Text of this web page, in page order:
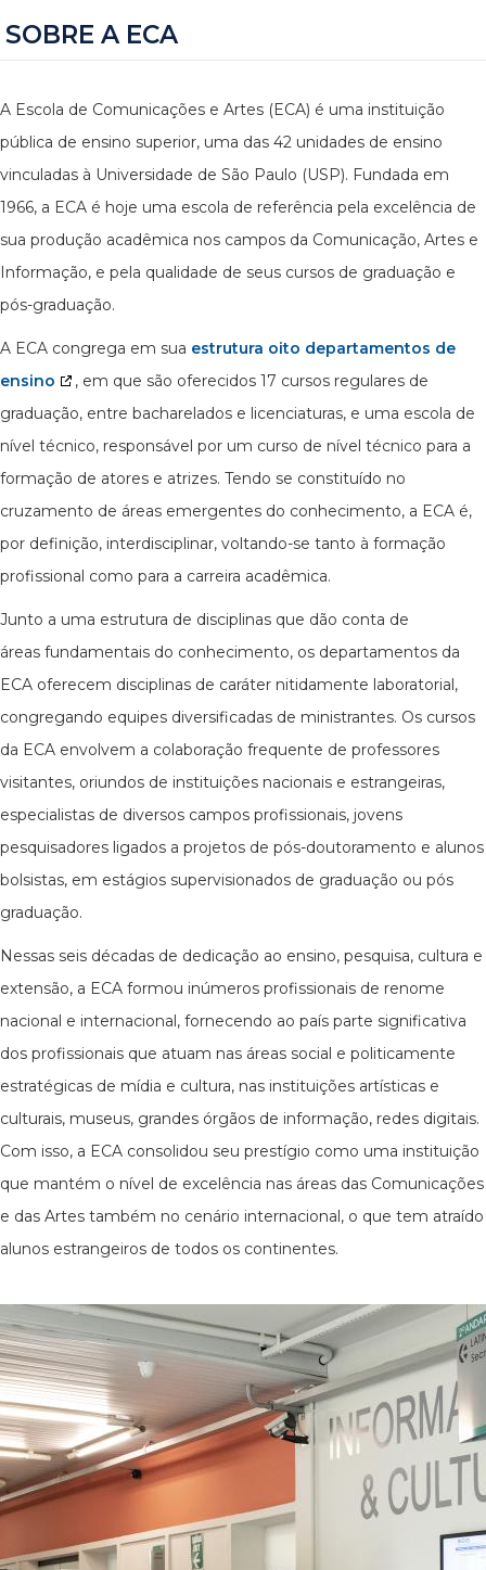
SOBRE A ECA
A Escola de Comunicações e Artes (ECA) é uma instituição
pública de ensino superior, uma das 42 unidades de ensino
vinculadas à Universidade de São Paulo (USP). Fundada em
1966, a ECA é hoje uma escola de referência pela excelência de
sua produção acadêmica nos campos da Comunicação, Artes e
Informação, e pela qualidade de seus cursos de graduação e
pós-graduação.
A ECA congrega em sua estrutura oito departamentos de
ensino
, em que são oferecidos 17 cursos regulares de
graduação, entre bacharelados e licenciaturas, e uma escola de
nível técnico, responsável por um curso de nível técnico para a
formação de atores e atrizes. Tendo se constituído no
cruzamento de áreas emergentes do conhecimento, a ECA é,
por definição, interdisciplinar, voltando-se tanto à formação
profissional como para a carreira acadêmica.
Junto a uma estrutura de disciplinas que dão conta de
áreas fundamentais do conhecimento, os departamentos da
ECA oferecem disciplinas de caráter nitidamente laboratorial,
congregando equipes diversificadas de ministrantes. Os cursos
da ECA envolvem a colaboração frequente de professores
visitantes, oriundos de instituições nacionais e estrangeiras,
especialistas de diversos campos profissionais, jovens
pesquisadores ligados a projetos de pós-doutoramento e alunos
bolsistas, em estágios supervisionados de graduação ou pós
graduação.
Nessas seis décadas de dedicação ao ensino, pesquisa, cultura e
extensão, a ECA formou inúmeros profissionais de renome
nacional e internacional, fornecendo ao país parte significativa
dos profissionais que atuam nas áreas social e politicamente
estratégicas de mídia e cultura, nas instituições artísticas e
culturais, museus, grandes órgãos de informação, redes digitais.
Com isso, a ECA consolidou seu prestígio como uma instituição
que mantém o nível de excelência nas áreas das Comunicações
e das Artes também no cenário internacional, o que tem atraído
alunos estrangeiros de todos os continentes.